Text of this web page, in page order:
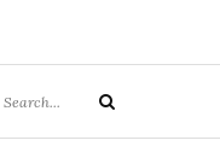
for:
Search